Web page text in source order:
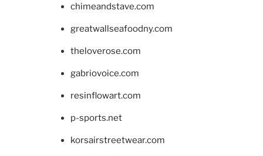
chimeandstave.com
greatwallseafoodny.com
theloverose.com
gabriovoice.com
resinflowart.com
p-sports.net
korsairstreetwear.com